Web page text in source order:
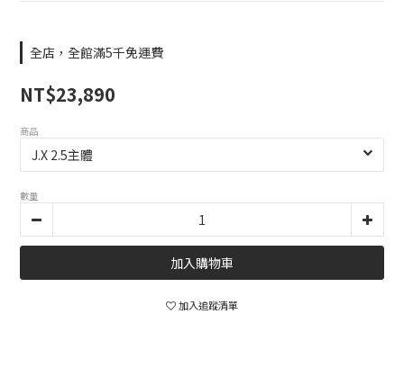
全店，全館滿5千免運費
NT$23,890
商品
數量
加入購物車
加入追蹤清單